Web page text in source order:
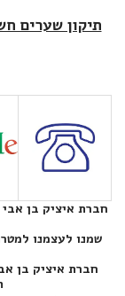
תיקון שערים
חברת איציק בן
שמנו לעצמנו
חברת איציק בן